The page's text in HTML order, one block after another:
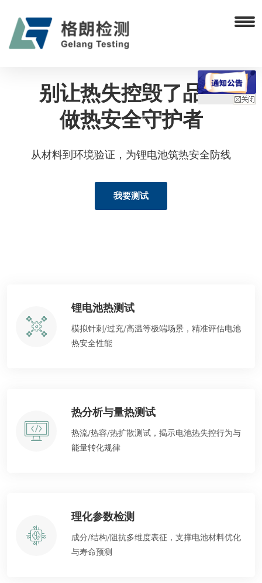
别让热失控毁了品牌
做热安全守护者
从材料到环境验证，为锂电池筑热安全防线
我要测试
锂电池热测试
模拟针刺/过充/高温等极端场景，精准评估电池
热安全性能
热分析与量热测试
热流/热容/热扩散测试，揭示电池热失控行为与
能量转化规律
理化参数检测
成分/结构/阻抗多维度表征，支撑电池材料优化
与寿命预测